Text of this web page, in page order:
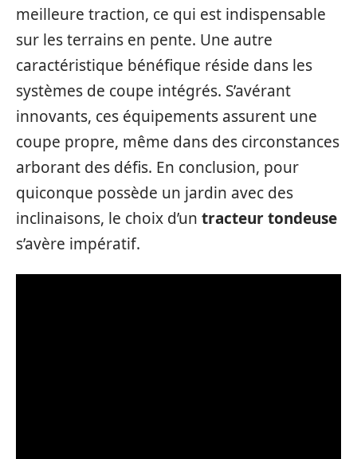
meilleure traction, ce qui est indispensable
sur les terrains en pente. Une autre
caractéristique bénéfique réside dans les
systèmes de coupe intégrés. S’avérant
innovants, ces équipements assurent une
coupe propre, même dans des circonstances
arborant des défis. En conclusion, pour
quiconque possède un jardin avec des
inclinaisons, le choix d’un tracteur tondeuse
s’avère impératif.